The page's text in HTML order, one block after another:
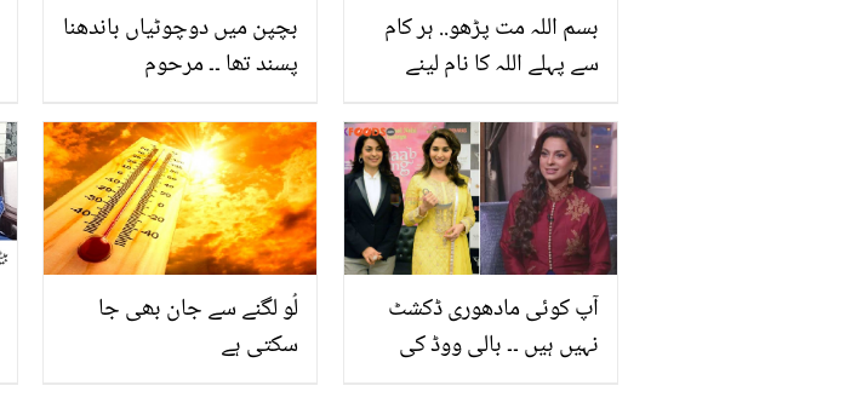
بچپن میں دوچوٹیاں باندھنا
پسند تھا ۔۔ مرحوم
تصاویر نے سب کو جذباتی
کر دیا
بسم اللہ مت پڑھو.. ہر کام
سے پہلے اللہ کا نام لینے
ٹوکا تھا؟ سینیئر اداکار کے
متعلق انکشاف
لُو لگنے سے جان بھی جا
سکتی ہے
آپ کوئی مادھوری ڈکشٹ
نہیں ہیں ۔۔ بالی ووڈ کی